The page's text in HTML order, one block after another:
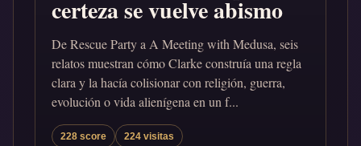
certeza se vuelve abismo
De Rescue Party a A Meeting with Medusa, seis
relatos muestran cómo Clarke construía una regla
clara y la hacía colisionar con religión, guerra,
evolución o vida alienígena en un f...
228 score 224 visitas